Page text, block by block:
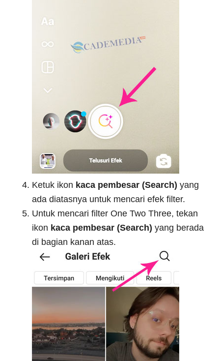
Ketuk ikon kaca pembesar (Search) yang
ada diatasnya untuk mencari efek filter.
Untuk mencari filter One Two Three, tekan
ikon kaca pembesar (Search) yang berada
di bagian kanan atas.